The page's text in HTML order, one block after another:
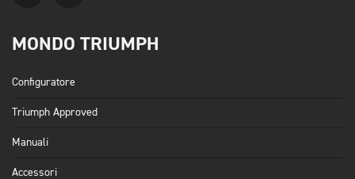
MONDO TRIUMPH
Configuratore
Triumph Approved
Manuali
Accessori